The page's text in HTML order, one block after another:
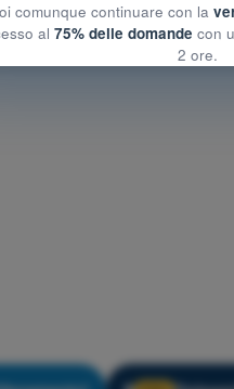
comunque continuare con la
al 75% delle domande con
2 ore.